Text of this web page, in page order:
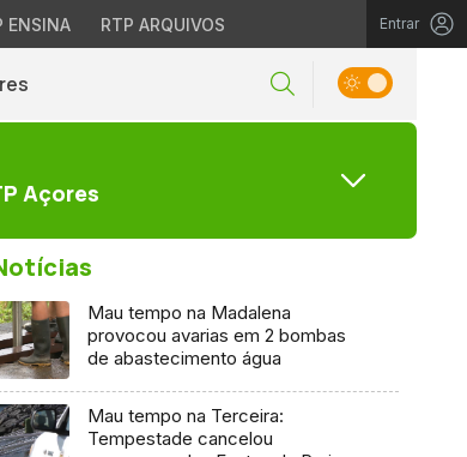
ENSINA RTP ARQUIVOS Entrar
Açores
Mau tempo na Madalena
provocou avarias em 2 bombas
de abastecimento água
Mau tempo na Terceira:
Tempestade cancelou